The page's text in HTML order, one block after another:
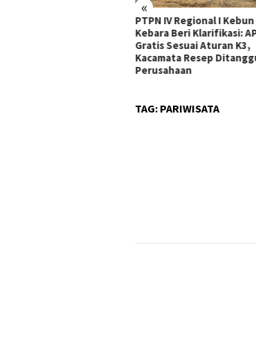
«
PTPN IV Regional I
Kebara Beri Klarifikasi:
Gratis Sesuai Aturan K3,
Kacamata Resep
Perusahaan
TAG: PARIWISATA